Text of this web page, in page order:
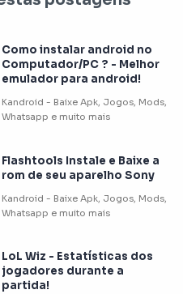
Como instalar android no
Computador/PC ? - Melhor
emulador para android!
Flashtools Instale e Baixe a
rom de seu aparelho Sony
LoL Wiz - Estatísticas dos
jogadores durante a
partida!